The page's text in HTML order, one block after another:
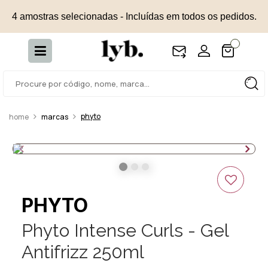
4 amostras selecionadas - Incluídas em todos os pedidos.
marcas phyto
PHYTO
Phyto Intense Curls - Gel
Antifrizz 250ml